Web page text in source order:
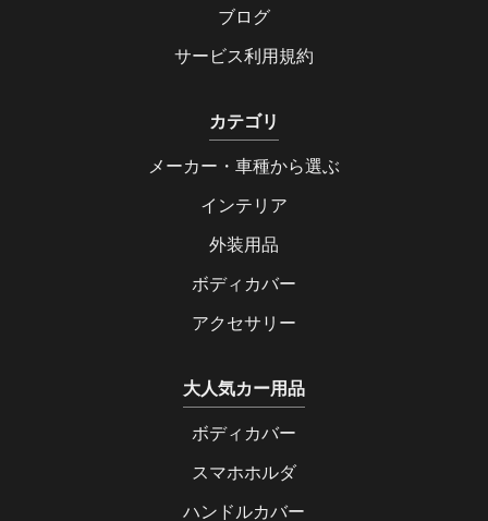
ブログ
サービス利用規約
カテゴリ
メーカー・車種から選ぶ
インテリア
外装用品
ボディカバー
アクセサリー
大人気カー用品
ボディカバー
スマホホルダ
ハンドルカバー